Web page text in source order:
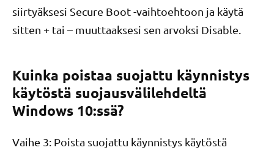
siirtyäksesi Secure Boot -vaihtoehtoon ja käytä
sitten + tai – muuttaaksesi sen arvoksi Disable.
Kuinka poistaa suojattu käynnistys
käytöstä suojausvälilehdeltä
Windows 10:ssä?
Vaihe 3: Poista suojattu käynnistys käytöstä